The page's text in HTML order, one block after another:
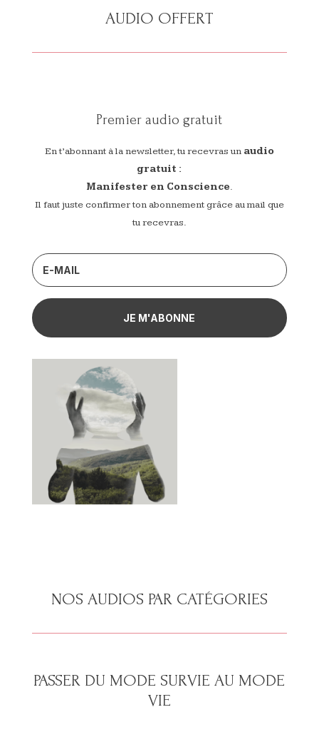
AUDIO OFFERT
Premier audio gratuit
En t’abonnant à la newsletter, tu recevras un audio
gratuit :
Manifester en Conscience.
Il faut juste confirmer ton abonnement grâce au mail que
tu recevras.
JE M'ABONNE
NOS AUDIOS PAR CATÉGORIES
PASSER DU MODE SURVIE AU MODE
VIE